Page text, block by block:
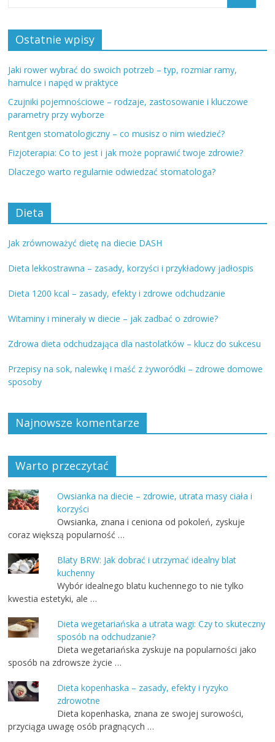
Ostatnie wpisy
Jaki rower wybrać do swoich potrzeb – typ, rozmiar ramy,
hamulce i napęd w praktyce
Czujniki pojemnościowe – rodzaje, zastosowanie i kluczowe
parametry przy wyborze
Rentgen stomatologiczny – co musisz o nim wiedzieć?
Fizjoterapia: Co to jest i jak może poprawić twoje zdrowie?
Dlaczego warto regularnie odwiedzać stomatologa?
Dieta
Jak zrównoważyć dietę na diecie DASH
Dieta lekkostrawna – zasady, korzyści i przykładowy jadłospis
Dieta 1200 kcal – zasady, efekty i zdrowe odchudzanie
Witaminy i minerały w diecie – jak zadbać o zdrowie?
Zdrowa dieta odchudzająca dla nastolatków – klucz do sukcesu
Przepisy na sok, nalewkę i maść z żyworódki – zdrowe domowe
sposoby
Najnowsze komentarze
Warto przeczytać
Owsianka na diecie – zdrowie, utrata masy ciała i
korzyści
Owsianka, znana i ceniona od pokoleń, zyskuje
coraz większą popularność …
Blaty BRW: Jak dobrać i utrzymać idealny blat
kuchenny
Wybór idealnego blatu kuchennego to nie tylko
kwestia estetyki, ale …
Dieta wegetariańska a utrata wagi: Czy to skuteczny
sposób na odchudzanie?
Dieta wegetariańska zyskuje na popularności jako
sposób na zdrowsze życie …
Dieta kopenhaska – zasady, efekty i ryzyko
zdrowotne
Dieta kopenhaska, znana ze swojej surowości,
przyciąga uwagę osób pragnących …